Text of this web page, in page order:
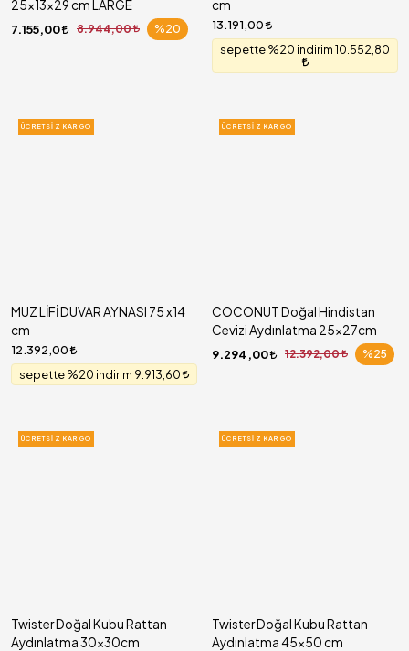
25x13x29 cm LARGE
7.155,00 8.944,00 %20
cm
13.191,00
sepette %20 indirim 10.552,80
ÜCRETSIZ KARGO
MUZ LİFİ DUVAR AYNASI 75 x14
cm
12.392,00
sepette %20 indirim 9.913,60
ÜCRETSIZ KARGO
COCONUT Doğal Hindistan
Cevizi Aydınlatma 25x27cm
9.294,00 12.392,00 %25
ÜCRETSIZ KARGO
Twister Doğal Kubu Rattan
Aydınlatma 30x30cm
ÜCRETSIZ KARGO
Twister Doğal Kubu Rattan
Aydınlatma 45x50 cm